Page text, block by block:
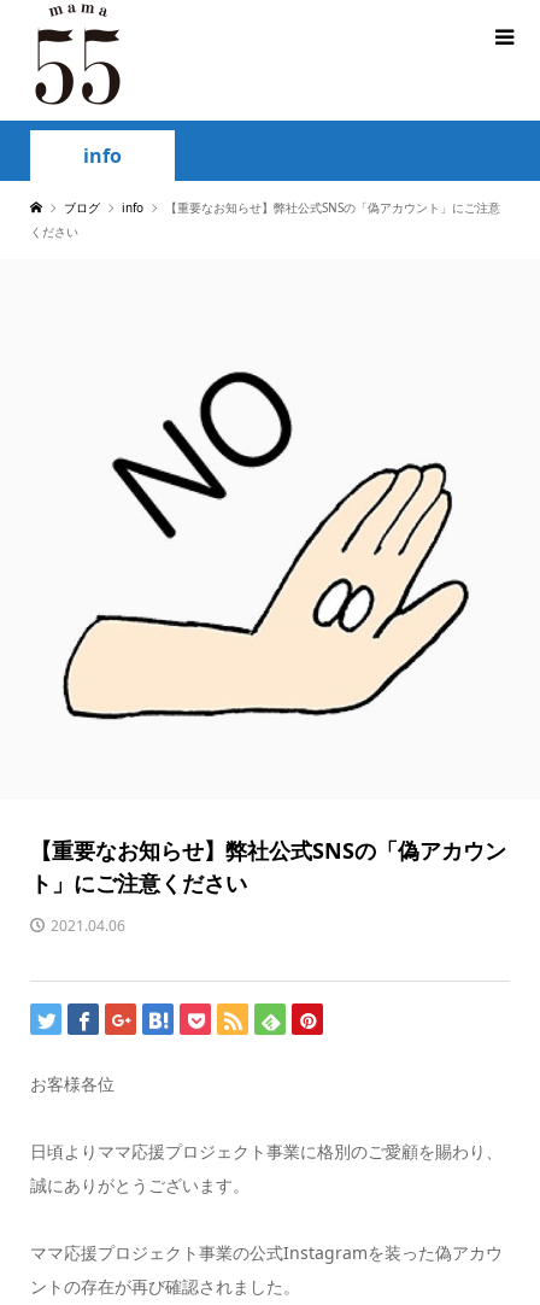
info
ブログ info
【重要なお知らせ】弊社公式SNSの「偽アカウント」にご注意
ください
【重要なお知らせ】弊社公式SNSの「偽アカウン
ト」にご注意ください
2021.04.06
お客様各位
日頃よりママ応援プロジェクト事業に格別のご愛顧を賜わり、
誠にありがとうございます。
ママ応援プロジェクト事業の公式Instagramを装った偽アカウ
ントの存在が再び確認されました。